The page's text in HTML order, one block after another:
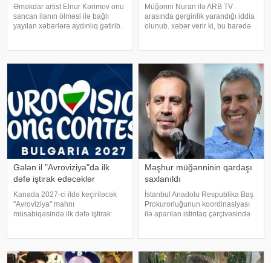
Əməkdar artist Elnur Kərimov onu
sancan ilanın ölməsi ilə bağlı
yayılan xəbərlərə aydınlıq gətirib.
açıqlama verməmişəm
Müğənni Nuran ilə ARB TV
arasında gərginlik yarandığı iddia
olunub. xəbər verir ki, bu barədə
alınmış görüntü və
açıqlamalarının heç bir rəsm
Gələn il "Avroviziya"da ilk
dəfə iştirak edəcəklər
Kanada 2027-ci ildə keçiriləcək
"Avroviziya" mahnı
müsabiqəsində ilk dəfə iştirak
Kanada 2015-ci ildə yarışmay
Məşhur müğənninin qardaşı
saxlanıldı
İstanbul Anadolu Respublika Baş
Prokurorluğunun koordinasiyası
ilə aparılan istintaq çərçivəsində
vaxtda həyata keçirilə